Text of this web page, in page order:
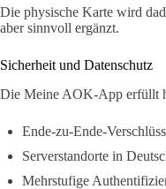
Die physische Karte wird
aber sinnvoll ergänzt.
Sicherheit und Datenschutz
Die Meine AOK-App erfüllt
Ende-zu-Ende-
Serverstandorte in
Mehrstufige